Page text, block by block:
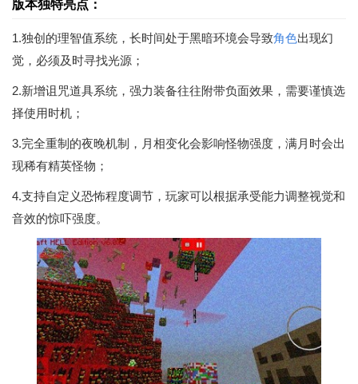
版本独特亮点：
1.独创的理智值系统，长时间处于黑暗环境会导致角色出现幻
觉，必须及时寻找光源；
2.新增诅咒道具系统，强力装备往往附带负面效果，需要谨慎选
择使用时机；
3.完全重制的夜晚机制，月相变化会影响怪物强度，满月时会出
现稀有精英怪物；
4.支持自定义恐怖程度调节，玩家可以根据承受能力调整视觉和
音效的惊吓强度。